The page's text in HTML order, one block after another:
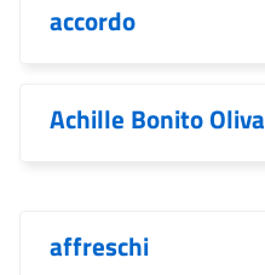
accordo
Achille Bonito Oliva
affreschi